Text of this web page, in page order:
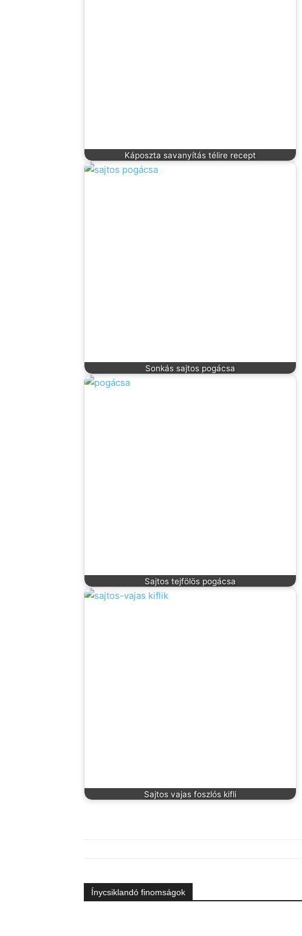
Káposzta savanyítás télire recept
Sonkás sajtos pogácsa
Sajtos tejfölös pogácsa
Sajtos vajas foszlós kifli
Ínycsiklandó finomságok